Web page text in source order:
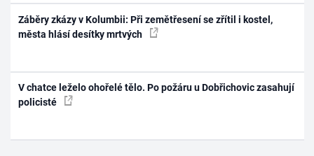
Záběry zkázy v Kolumbii: Při zemětřesení se zřítil i kostel,
města hlásí desítky mrtvých
V chatce leželo ohořelé tělo. Po požáru u Dobřichovic zasahují
policisté